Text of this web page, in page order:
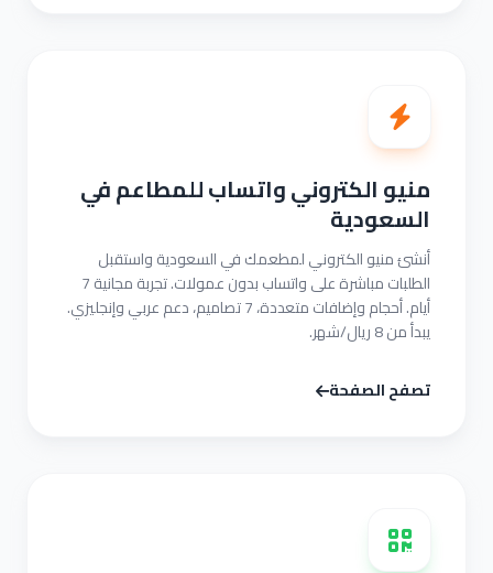
منيو الكتروني واتساب للمطاعم في
السعودية
أنشئ منيو الكتروني لمطعمك في السعودية واستقبل
الطلبات مباشرة على واتساب بدون عمولات. تجربة مجانية 7
أيام. أحجام وإضافات متعددة، 7 تصاميم، دعم عربي وإنجليزي.
يبدأ من 8 ريال/شهر.
تصفح الصفحة